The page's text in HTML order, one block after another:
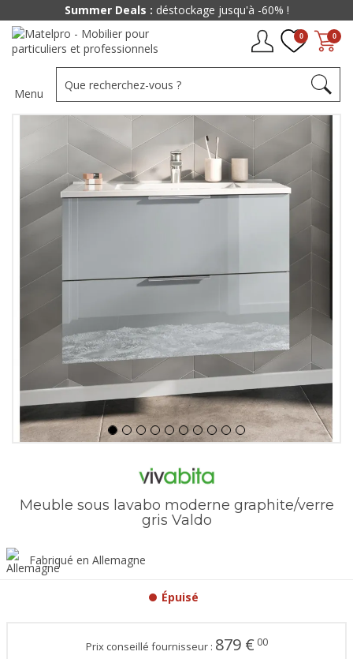
0
0
Menu
Meuble sous lavabo moderne graphite/verre
gris Valdo
Fabriqué en Allemagne
Épuisé
Prix conseillé fournisseur : 879 € 00
Summer Deals : déstockage jusqu'à -60% !